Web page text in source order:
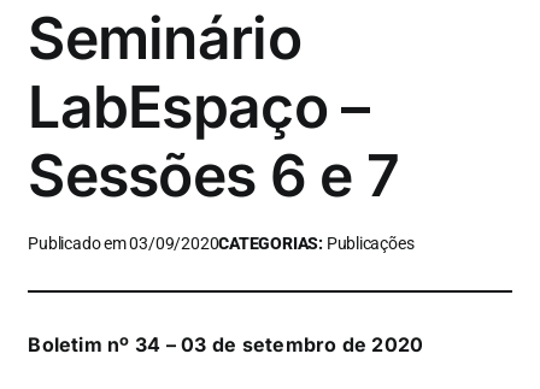
Seminário
LabEspaço –
Sessões 6 e 7
Publicado em 03/09/2020CATEGORIAS: Publicações
Boletim nº 34 – 03 de setembro de 2020